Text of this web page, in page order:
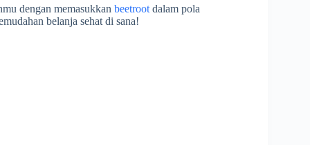
dengan memasukkan beetroot dalam pola
belanja sehat di sana!